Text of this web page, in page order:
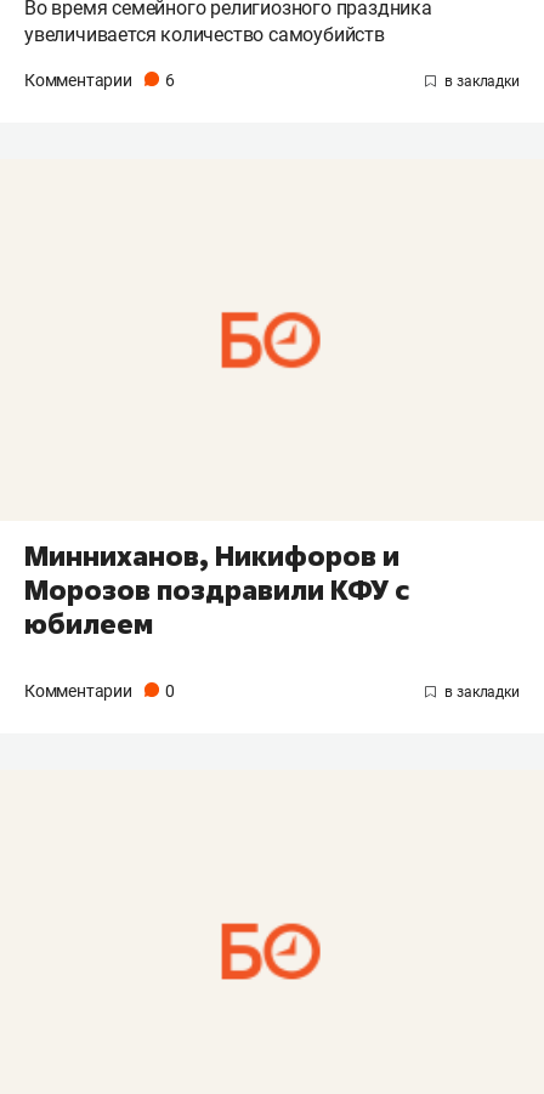
Во время семейного религиозного праздника
увеличивается количество самоубийств
Комментарии 6
Минниханов, Никифоров и
Морозов поздравили КФУ с
юбилеем
Комментарии 0